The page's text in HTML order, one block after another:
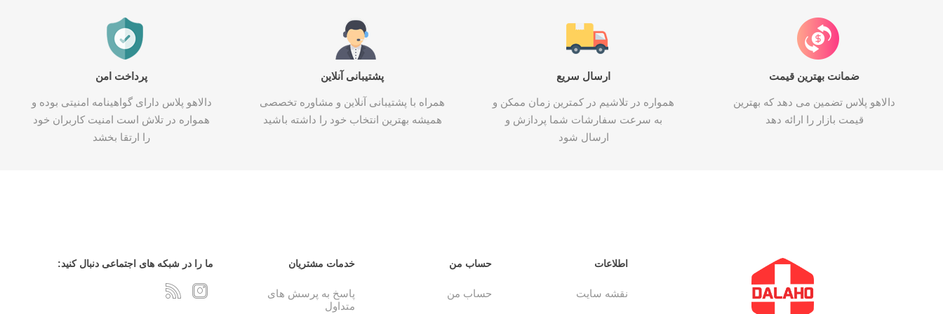
ضمانت بهترین قیمت
دالاهو پلاس تضمین می دهد که بهترین
قیمت بازار را ارائه دهد
ارسال سریع
همواره در تلاشیم در کمترین زمان ممکن و
به سرعت سفارشات شما پردازش و
ارسال شود
پشتیبانی آنلاین
همراه با پشتیبانی آنلاین و مشاوره تخصصی
همیشه بهترین انتخاب خود را داشته باشید
پرداخت امن
دالاهو پلاس دارای گواهینامه امنیتی بوده و
همواره در تلاش است امنیت کاربران خود
را ارتقا بخشد
اطلاعات
نقشه سایت
حساب من
حساب من
خدمات مشتریان
پاسخ به پرسش های
متداول
ما را در شبکه های اجتماعی دنبال کنید: